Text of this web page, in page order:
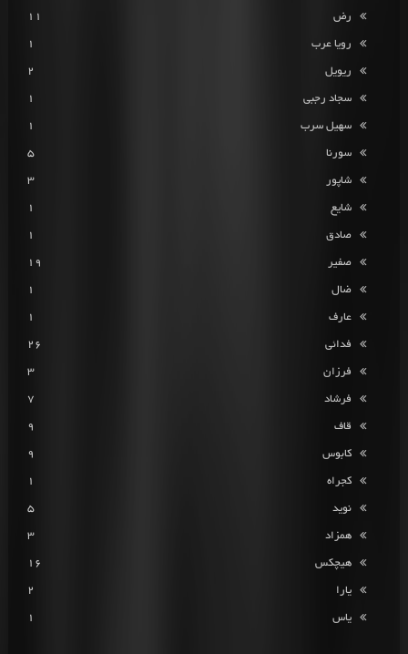
رض 11
رویا عرب 1
ریویل 2
سجاد رجبی 1
سهیل سرب 1
سورنا 5
شاپور 3
شایع 1
صادق 1
صفیر 19
ضال 1
عارف 1
فدائی 26
فرزان 3
فرشاد 7
قاف 9
کابوس 9
کجراه 1
نوید 5
همزاد 3
هیچکس 16
یارا 2
یاس 1